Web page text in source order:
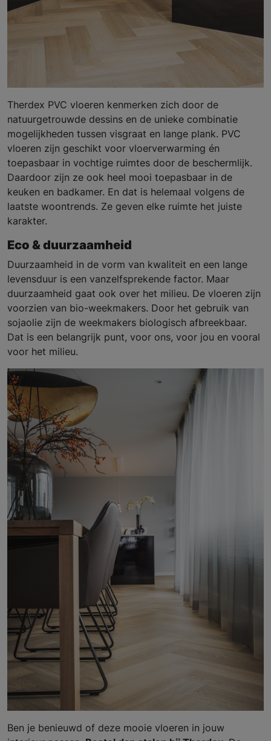
Therdex PVC vloeren kenmerken zich door de
natuurgetrouwde dessins en de unieke combinatie
mogelijkheden tussen visgraat en lange plank. PVC
vloeren zijn geschikt voor vloerverwarming én
toepasbaar in vochtige ruimtes door de beschermlijk.
Daardoor zijn ze ook heel mooi toepasbaar in de
keuken en badkamer. En dat is helemaal volgens de
laatste woontrends. Ze geven elke ruimte het juiste
karakter.
Eco & duurzaamheid
Duurzaamheid in de vorm van kwaliteit en een lange
levensduur is een vanzelfsprekende factor. Maar
duurzaamheid gaat ook over het milieu. De vloeren zijn
voorzien van bio-weekmakers. Door het gebruik van
sojaolie zijn de weekmakers biologisch afbreekbaar.
Dat is een belangrijk punt, voor ons, voor jou en vooral
voor het milieu.
Ben je benieuwd of deze mooie vloeren in jouw